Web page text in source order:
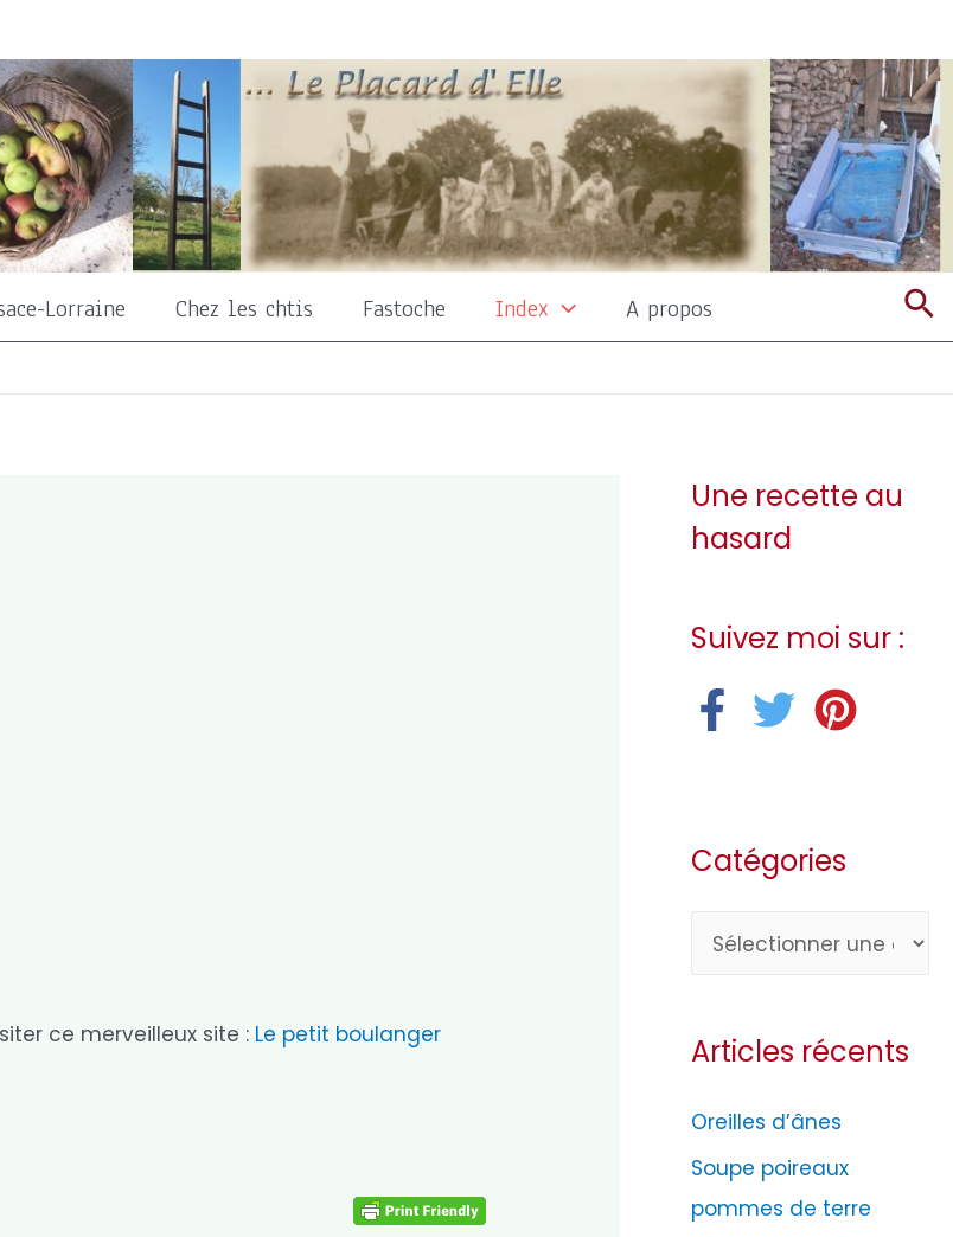
Lorraine Chez les chtis Fastoche Index A propos
ce merveilleux site : Le petit boulanger
Une recette au
hasard
Suivez moi sur :
Catégories
é
o
r
i
Articles récents
Oreilles d’ânes
Soupe poireaux
pommes de terre